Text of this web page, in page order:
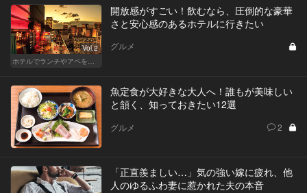
Vol.2
ホテルでランチやアペを楽しもう！東京の名店へ
開放感がすごい！飲むなら、圧倒的な豪華
さと安心感のあるホテルに行きたい
グルメ
魚定食が大好きな大人へ！誰もが美味しい
と頷く、知っておきたい12選
グルメ 2
「正直羨ましい…」気の強い嫁に疲れ、他
人のゆるふわ妻に惹かれた夫の本音